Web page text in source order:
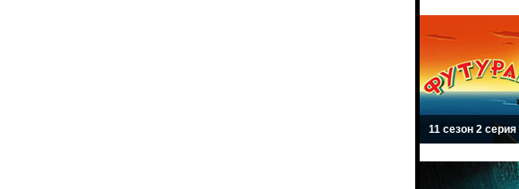
11 сезон 2 серия